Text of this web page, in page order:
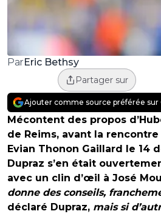
ParEric Bethsy
Partager sur
Ajouter comme source préférée sur
Mécontent des propos
de Reims, avant la
Evian Thonon Gaillard le 14
Dupraz s’en était
avec un clin d’œil à José
donne des conseils,
déclaré Dupraz, mais si